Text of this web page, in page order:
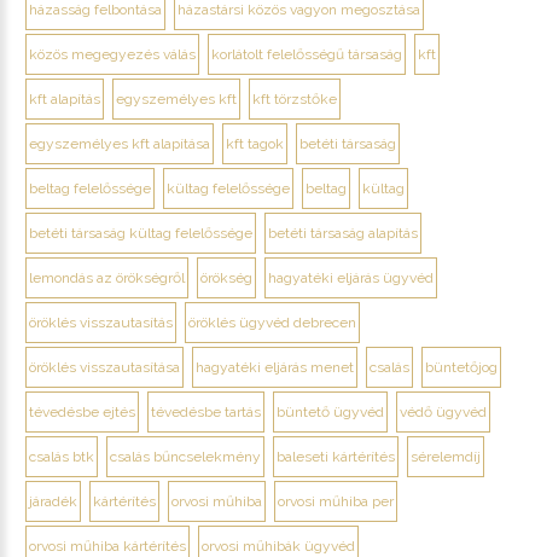
házasság felbontása házastársi közös vagyon megosztása
közös megegyezés válás korlátolt felelősségű társaság kft
kft alapítás egyszemélyes kft kft törzstőke
egyszemélyes kft alapítása kft tagok betéti társaság
beltag felelőssége kültag felelőssége beltag kültag
betéti társaság kültag felelőssége betéti társaság alapítás
lemondás az örökségről örökség hagyatéki eljárás ügyvéd
öröklés visszautasítás öröklés ügyvéd debrecen
öröklés visszautasítása hagyatéki eljárás menet csalás büntetőjog
tévedésbe ejtés tévedésbe tartás büntető ügyvéd védő ügyvéd
csalás btk csalás bűncselekmény baleseti kártérítés sérelemdíj
járadék kártérítés orvosi műhiba orvosi műhiba per
orvosi műhiba kártérítés orvosi műhibák ügyvéd